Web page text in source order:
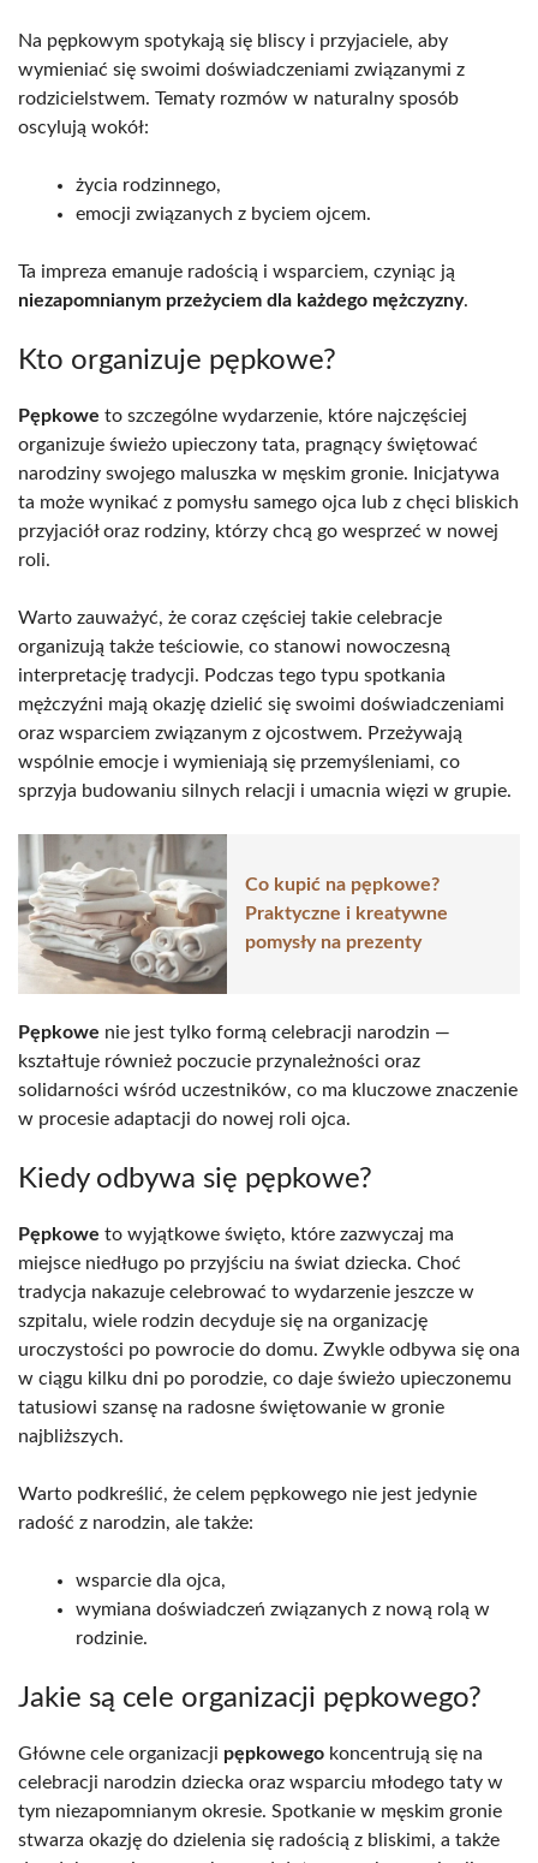
Na pępkowym spotykają się bliscy i przyjaciele, aby
wymieniać się swoimi doświadczeniami związanymi z
rodzicielstwem. Tematy rozmów w naturalny sposób
oscylują wokół:
życia rodzinnego,
emocji związanych z byciem ojcem.
Ta impreza emanuje radością i wsparciem, czyniąc ją
niezapomnianym przeżyciem dla każdego mężczyzny.
Kto organizuje pępkowe?
Pępkowe to szczególne wydarzenie, które najczęściej
organizuje świeżo upieczony tata, pragnący świętować
narodziny swojego maluszka w męskim gronie. Inicjatywa
ta może wynikać z pomysłu samego ojca lub z chęci bliskich
przyjaciół oraz rodziny, którzy chcą go wesprzeć w nowej
roli.
Warto zauważyć, że coraz częściej takie celebracje
organizują także teściowie, co stanowi nowoczesną
interpretację tradycji. Podczas tego typu spotkania
mężczyźni mają okazję dzielić się swoimi doświadczeniami
oraz wsparciem związanym z ojcostwem. Przeżywają
wspólnie emocje i wymieniają się przemyśleniami, co
sprzyja budowaniu silnych relacji i umacnia więzi w grupie.
Co kupić na pępkowe?
Praktyczne i kreatywne
pomysły na prezenty
Pępkowe nie jest tylko formą celebracji narodzin —
kształtuje również poczucie przynależności oraz
solidarności wśród uczestników, co ma kluczowe znaczenie
w procesie adaptacji do nowej roli ojca.
Kiedy odbywa się pępkowe?
Pępkowe to wyjątkowe święto, które zazwyczaj ma
miejsce niedługo po przyjściu na świat dziecka. Choć
tradycja nakazuje celebrować to wydarzenie jeszcze w
szpitalu, wiele rodzin decyduje się na organizację
uroczystości po powrocie do domu. Zwykle odbywa się ona
w ciągu kilku dni po porodzie, co daje świeżo upieczonemu
tatusiowi szansę na radosne świętowanie w gronie
najbliższych.
Warto podkreślić, że celem pępkowego nie jest jedynie
radość z narodzin, ale także:
wsparcie dla ojca,
wymiana doświadczeń związanych z nową rolą w
rodzinie.
Jakie są cele organizacji pępkowego?
Główne cele organizacji pępkowego koncentrują się na
celebracji narodzin dziecka oraz wsparciu młodego taty w
tym niezapomnianym okresie. Spotkanie w męskim gronie
stwarza okazję do dzielenia się radością z bliskimi, a także